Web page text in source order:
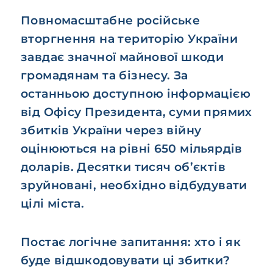
Повномасштабне російське
вторгнення на територію України
завдає значної майнової шкоди
громадянам та бізнесу. За
останньою доступною інформацією
від Офісу Президента, суми прямих
збитків України через війну
оцінюються на рівні 650 мільярдів
доларів. Десятки тисяч об’єктів
зруйновані, необхідно відбудувати
цілі міста.
Постає логічне запитання: хто і як
буде відшкодовувати ці збитки?